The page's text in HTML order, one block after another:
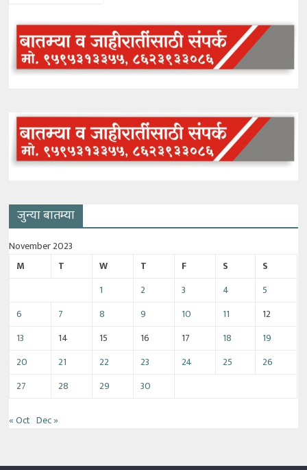
जुन्या बातम्या
November 2023
M
T W T F S
S
1
2 3 4
5
6
7 8 9 10 11
12
13
14 15 16 17 18
19
20
21 22 23 24 25
26
27
28 29 30
« Oct Dec »